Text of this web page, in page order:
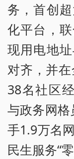
务，首创
化平台，
现用电地
对齐，并
38名社区
与政务网格
手1.9万名
民生服务“零